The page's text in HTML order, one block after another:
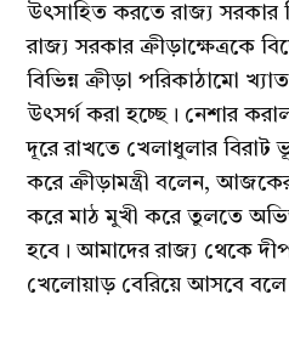
উৎসাহিত করতে রাজ্য সরকার
রাজ্য সরকার ক্রীড়াক্ষেত্রকে
বিভিন্ন ক্রীড়া পরিকাঠামো
উৎসর্গ করা হচ্ছে। নেশার
দূরে রাখতে খেলাধুলার বিরাট
করে ক্রীড়ামন্ত্রী বলেন,
করে মাঠ মুখী করে তুলতে
হবে। আমাদের রাজ্য থেকে
খেলোয়াড় বেরিয়ে আসবে